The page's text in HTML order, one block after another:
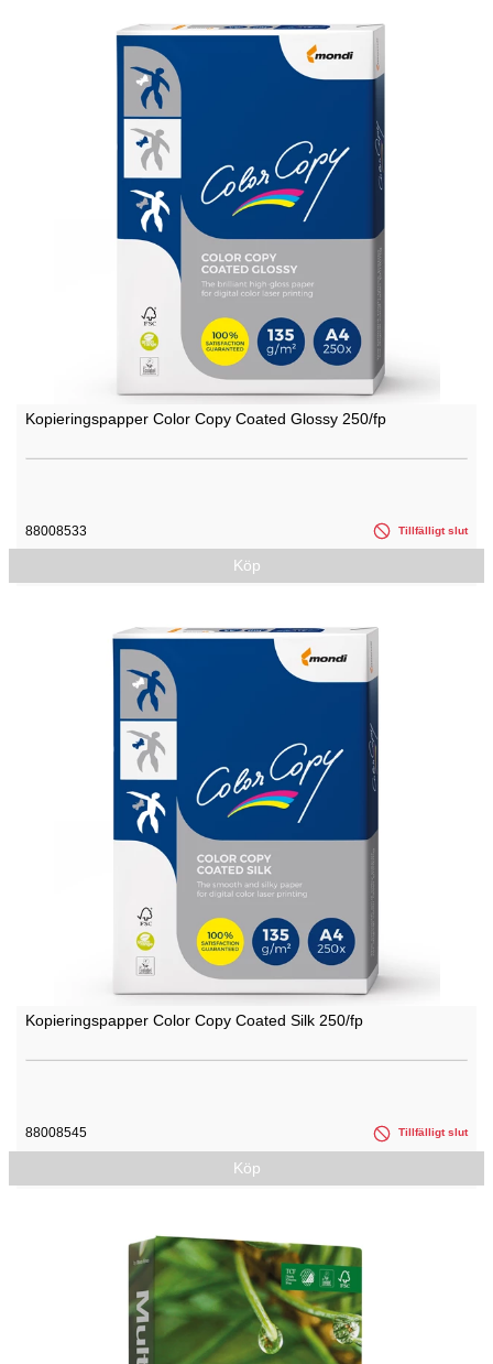
Kopieringspapper Color Copy Coated Glossy 250/fp
88008533 Tillfälligt slut
Köp
Kopieringspapper Color Copy Coated Silk 250/fp
88008545 Tillfälligt slut
Köp